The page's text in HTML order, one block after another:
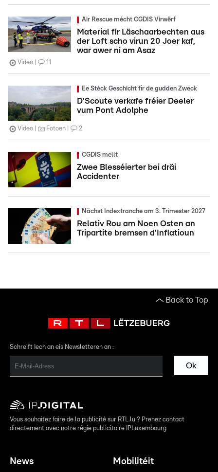
Air Rescue mécht CGDIS Virwërf
Material fir Läschaarbechten aus
der Loft scho virun 20 Joer kaf,
war awer ni am Asaz
Video 11
Ee Stéck Geschicht fir de gudden Zweck
D'Scoute verkafe fréier Deeler
vum Pont Adolphe
Video Fotoen 2
CGDIS mellt
Zwee Blesséierter bei dräi
Accidenter
Nächst Indextranche am 3. Trimester 2027
Relativ Rou am Noen Osten an
Tripartite bremsen d'Inflatioun
Back to Top
Schreift Iech an eis Newsletteren an :
Ok
Vous souhaitez faire de la publicité sur RTL.lu ? Prenez contact
directement avec notre régie publicitaire IPLuxembourg
News Mobilitéit